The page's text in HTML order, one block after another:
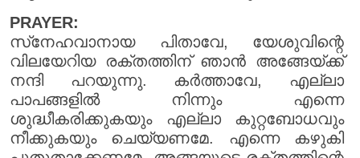
PRAYER:
സ്‌നേഹവാനായ പിതാവേ, യേശുവിന്റെ
വിലയേറിയ രക്തത്തിന് ഞാൻ അങ്ങേയ്ക്ക്
നന്ദി പറയുന്നു. കർത്താവേ, എല്ലാ
പാപങ്ങളിൽ നിന്നും എന്നെ
ശുദ്ധീകരിക്കുകയും എല്ലാ കുറ്റബോധവും
നീക്കുകയും ചെയ്യണമേ. എന്നെ കഴുകി